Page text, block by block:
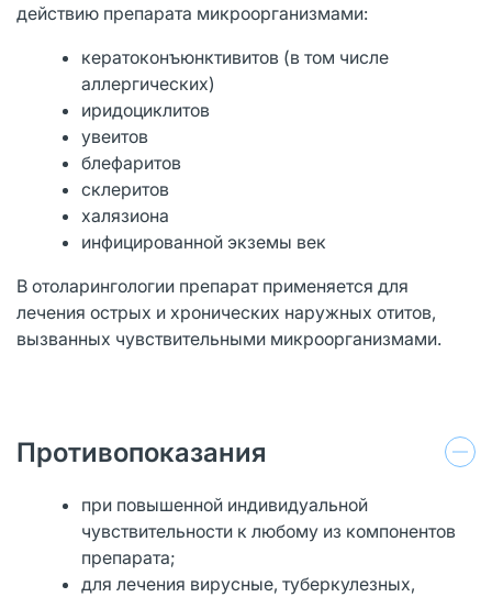
действию препарата микроорганизмами:
кератоконъюнктивитов (в том числе
аллергических)
иридоциклитов
увеитов
блефаритов
склеритов
халязиона
инфицированной экземы век
В отоларингологии препарат применяется для
лечения острых и хронических наружных отитов,
вызванных чувствительными микроорганизмами.
Противопоказания
при повышенной индивидуальной
чувствительности к любому из компонентов
препарата;
для лечения вирусные, туберкулезных,